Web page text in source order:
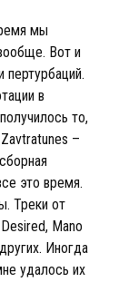
мы
Вот и
пертурбаций.
в
то,
–
это время.
Треки от
Mano
Иногда
удалось их